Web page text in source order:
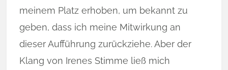
mei­nem Platz erhoben, um bekannt zu
geben, dass ich meine Mitwirkung an
dieser Aufführung zurückziehe. Aber der
Klang von Irenes Stimme ließ mich